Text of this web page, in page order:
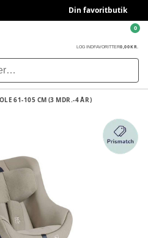
Din favoritbutik
LOG INDFAVORITTER0,00 KR.
0
61-105 CM (3 MDR.-4 ÅR)